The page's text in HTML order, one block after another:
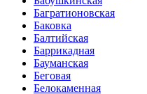
Багратионовская
Баковка
Балтийская
Баррикадная
Бауманская
Беговая
Белокаменная